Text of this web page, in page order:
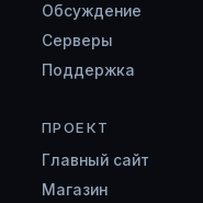
Обсуждение
Серверы
Поддержка
ПРОЕКТ
Главный сайт
Магазин